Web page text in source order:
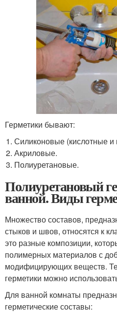
Герметики бывают:
Силиконовые (кислотные и
Акриловые.
Полиуретановые.
Полиуретановый
ванной. Виды
Множество составов,
стыков и швов, относятся к
это разные композиции,
полимерных материалов с
модифицирующих веществ.
герметики можно
Для ванной комнаты
герметические составы: